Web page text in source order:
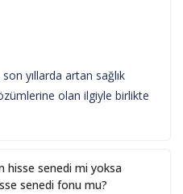
son yıllarda artan sağlık
olan ilgiyle birlikte
hisse senedi mi yoksa
senedi fonu mu?